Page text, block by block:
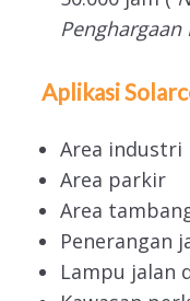
Aplikasi
Area industri
Area parkir
Area
Penerangan
Lampu jalan